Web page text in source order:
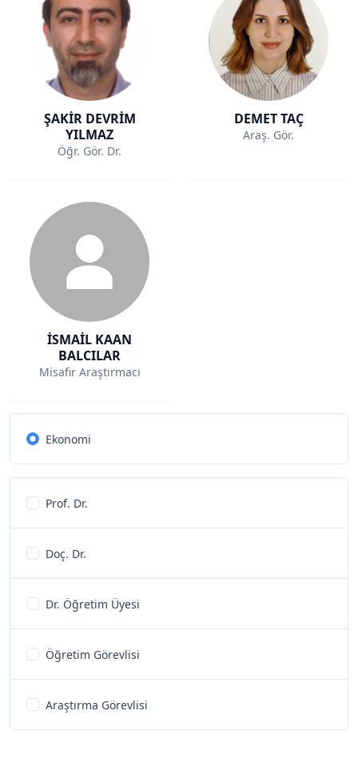
ŞAKİR DEVRİM
YILMAZ
Öğr. Gör. Dr.
DEMET TAÇ
Araş. Gör.
İSMAİL KAAN
BALCILAR
Misafir Araştırmacı
Ekonomi
Prof. Dr.
Doç. Dr.
Dr. Öğretim Üyesi
Öğretim Görevlisi
Araştırma Görevlisi